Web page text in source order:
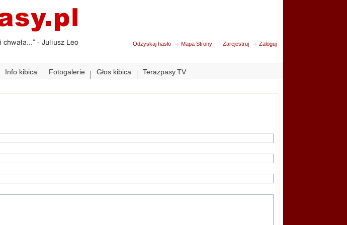
Odzyskaj hasło Mapa Strony Zarejestruj Zaloguj
Info kibica Fotogalerie Głos kibica Terazpasy.TV